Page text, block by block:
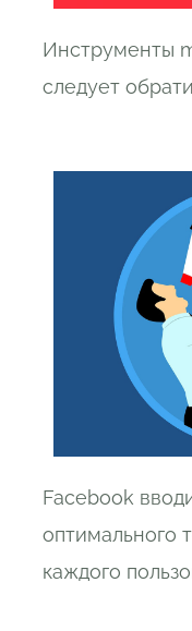
Инструменты
следует
Facebook
оптимального
каждого